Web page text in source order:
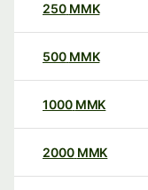
250 MMK
500 MMK
1000 MMK
2000 MMK